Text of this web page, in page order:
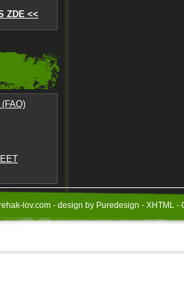
ZDE <<
lov.com - design by Puredesign - XHTML -